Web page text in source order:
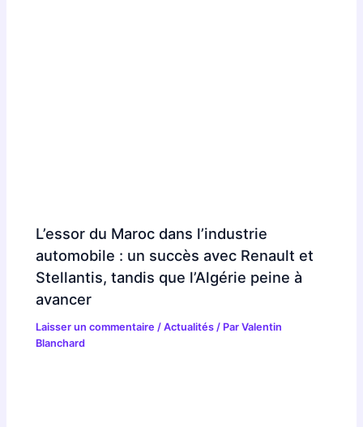
L’essor du Maroc dans l’industrie
automobile : un succès avec Renault et
Stellantis, tandis que l’Algérie peine à
avancer
Laisser un commentaire /Actualités / ParValentin
Blanchard